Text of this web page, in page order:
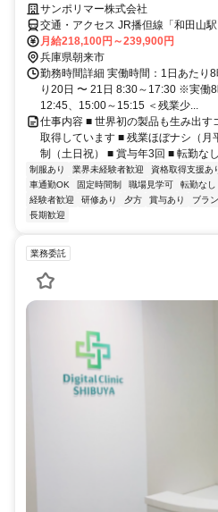
サンポリマー株式会社
交通・アクセス JR播但線「和田山
際、和田山インターから車で5分
月給218,100円～239,900円
兵庫県朝来市
勤務時間詳細 実働時間：1日あたり
り20日 〜 21日 8:30～17:30 ※実働
12:45、15:00～15:15 ＜残業少...
仕事内容 ■ 世界初の製品も生み出
取得しています ■ 残業ほぼナシ（月
制（土日祝） ■ 賞与年3回 ■ 転勤な
制服あり 業界未経験者歓迎 資格取得支援あ
車通勤OK
固定時間制 職場見学可 転勤なし
経験者歓迎
研修あり 夕方 賞与あり ブラ
長期歓迎
業務委託